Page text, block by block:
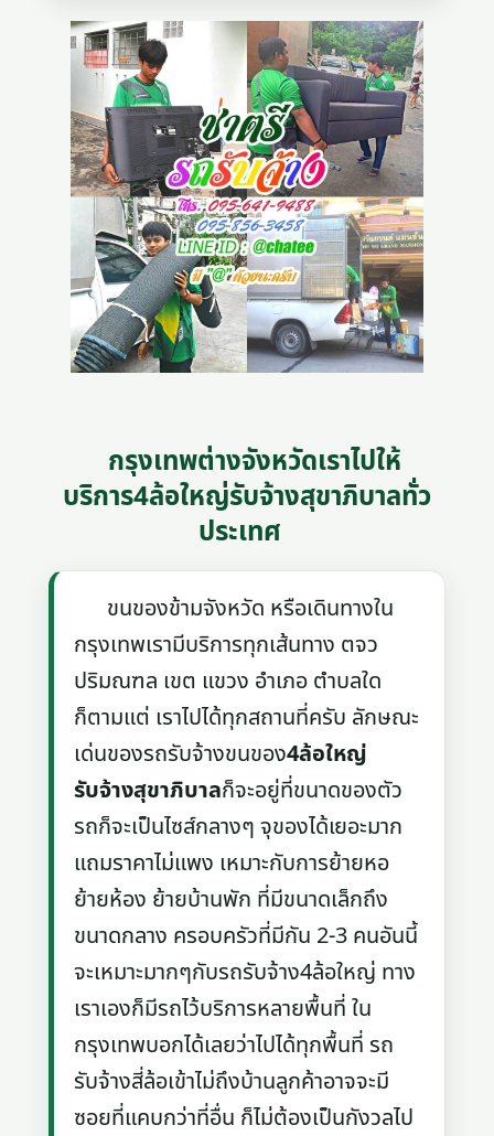
กรุงเทพต่างจังหวัดเราไปให้
บริการ4ล้อใหญ่รับจ้างสุขาภิบาลทั่ว
ประเทศ
ขนของข้ามจังหวัด หรือเดินทางใน
กรุงเทพเรามีบริการทุกเส้นทาง ตจว
ปริมณฑล เขต แขวง อำเภอ ตำบลใด
ก็ตามแต่ เราไปได้ทุกสถานที่ครับ ลักษณะ
เด่นของรถรับจ้างขนของ4ล้อใหญ่
รับจ้างสุขาภิบาลก็จะอยู่ที่ขนาดของตัว
รถก็จะเป็นไซส์กลางๆ จุของได้เยอะมาก
แถมราคาไม่แพง เหมาะกับการย้ายหอ
ย้ายห้อง ย้ายบ้านพัก ที่มีขนาดเล็กถึง
ขนาดกลาง ครอบครัวที่มีกัน 2-3 คนอันนี้
จะเหมาะมากๆกับรถรับจ้าง4ล้อใหญ่ ทาง
เราเองก็มีรถไว้บริการหลายพื้นที่ ใน
กรุงเทพบอกได้เลยว่าไปได้ทุกพื้นที่ รถ
รับจ้างสี่ล้อเข้าไม่ถึงบ้านลูกค้าอาจจะมี
ซอยที่แคบกว่าที่อื่น ก็ไม่ต้องเป็นกังวลไป